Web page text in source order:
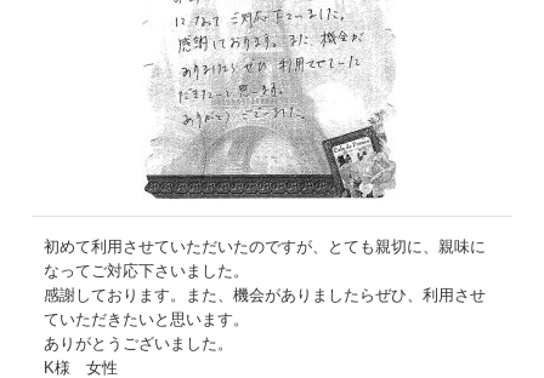
初めて利用させていただいたのですが、とても親切に、親味に
なってご対応下さいました。
感謝しております。また、機会がありましたらぜひ、利用させ
ていただきたいと思います。
ありがとうございました。
K様 女性